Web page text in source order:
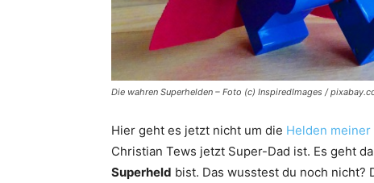
Die wahren Superhelden – Foto (c) InspiredImages /
Hier geht es jetzt nicht um die Helden
Christian Tews jetzt Super-Dad ist. Es geht
Superheld bist. Das wusstest du noch nicht?